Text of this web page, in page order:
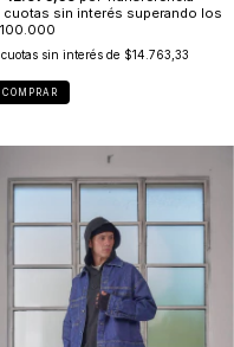
cuotas sin interés de $14.763,33
COMPRAR